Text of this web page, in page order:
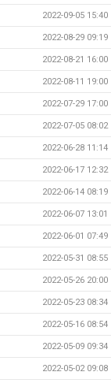
2022-09-05 15:40
2022-08-29 09:19
2022-08-21 16:00
2022-08-11 19:00
2022-07-29 17:00
2022-07-05 08:02
2022-06-28 11:14
2022-06-17 12:32
2022-06-14 08:19
2022-06-07 13:01
2022-06-01 07:49
2022-05-31 08:55
2022-05-26 20:00
2022-05-23 08:34
2022-05-16 08:54
2022-05-09 09:34
2022-05-02 09:08